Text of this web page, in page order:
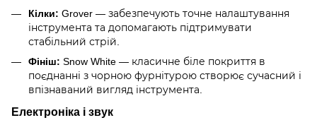
Кілки: Grover — забезпечують точне налаштування
інструмента та допомагають підтримувати
стабільний стрій.
Фініш: Snow White — класичне біле покриття в
поєднанні з чорною фурнітурою створює сучасний і
впізнаваний вигляд інструмента.
Електроніка і звук